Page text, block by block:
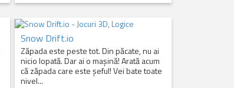
Snow Drift.io
Zăpada este peste tot. Din păcate, nu ai
nicio lopată. Dar ai o mașină! Arată acum
că zăpada care este șeful! Vei bate toate
nivel...